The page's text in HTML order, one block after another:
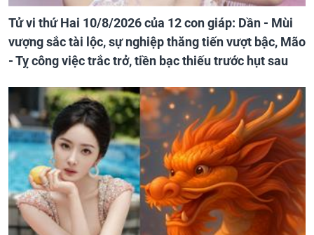
Tử vi thứ Hai 10/8/2026 của 12 con giáp: Dần - Mùi
vượng sắc tài lộc, sự nghiệp thăng tiến vượt bậc, Mão
- Tỵ công việc trắc trở, tiền bạc thiếu trước hụt sau